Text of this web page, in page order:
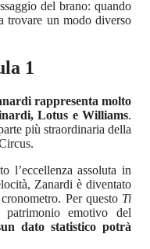
del brano: quando
trovare un modo diverso
1
rappresenta molto
Lotus e Williams.
più straordinaria della
l’eccellenza assoluta in
Zanardi è diventato
Per questo Ti
emotivo del
dato statistico potrà